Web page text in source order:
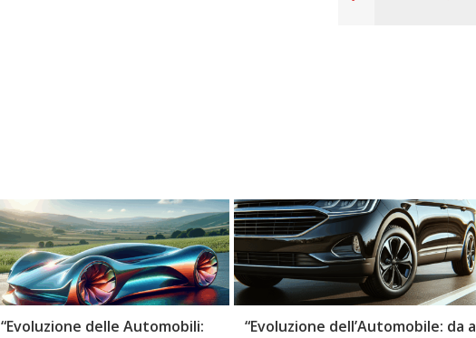
“Evoluzione delle Automobili:
“Evoluzione dell’Automobile: da a